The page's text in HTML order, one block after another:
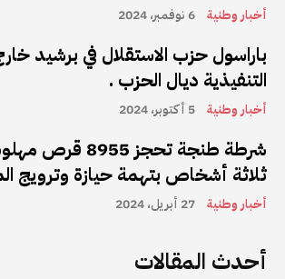
أخبار وطنية 6 نوفمبر، 2024
باراسول حزب الاستقلال في برشيد
التنفيذية ديال الحزب .
أخبار وطنية 5 أكتوبر، 2024
شرطة طنجة تحجز
ثلاثة أشخاص بتهمة حيازة وترويج
أخبار وطنية 27 أبريل، 2024
أحدث المقالات